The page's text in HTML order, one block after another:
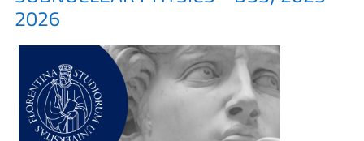
2026